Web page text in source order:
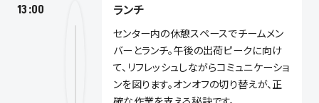
13:00 ランチ
センター内の休憩スペースでチームメン
バーとランチ。午後の出荷ピークに向け
て、リフレッシュしながらコミュニケーショ
ンを図ります。オンオフの切り替えが、正